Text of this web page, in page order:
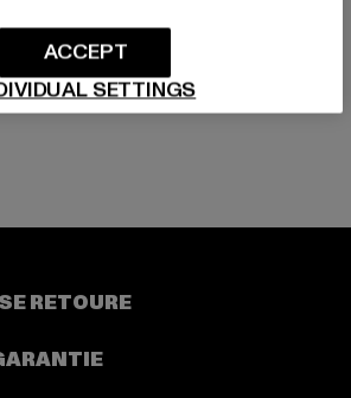
Play market
RETOURE
SETTINGS
ACCEPT